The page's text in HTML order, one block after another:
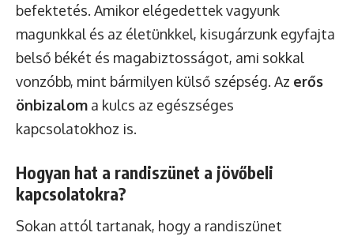
befektetés. Amikor elégedettek vagyunk
magunkkal és az életünkkel, kisugárzunk egyfajta
belső békét és magabiztosságot, ami sokkal
vonzóbb, mint bármilyen külső szépség. Az erős
önbizalom a kulcs az egészséges
kapcsolatokhoz is.
Hogyan hat a randiszünet a jövőbeli
kapcsolatokra?
Sokan attól tartanak, hogy a randiszünet